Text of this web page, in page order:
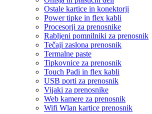
Ostale kartice in konektorji
Power tipke in flex kabli
Procesorji za prenosnike
Rabljeni pomnilniki za prenosnik
Tečaji zaslona prenosnik
Termalne paste
Tipkovnice za prenosnik
Touch Padi in flex kabli
USB porti za prenosnik
Vijaki za prenosnike
Web kamere za prenosnik
Wifi Wlan kartice prenosnik